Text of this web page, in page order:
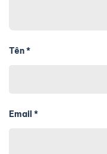
Tên*
Email *